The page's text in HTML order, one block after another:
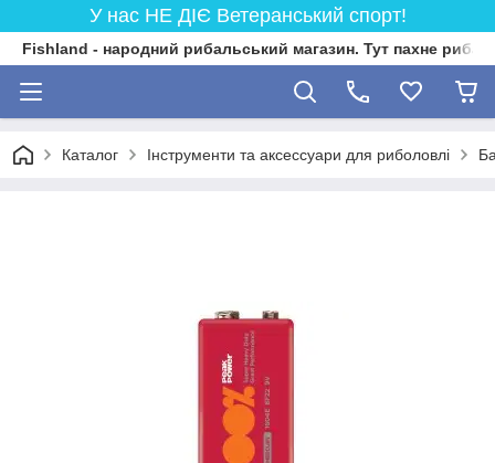
У нас НЕ ДІЄ Ветеранський спорт!
Fishland - народний рибальський магазин. Тут пахне
Каталог Інструменти та аксессуари для риболовлі